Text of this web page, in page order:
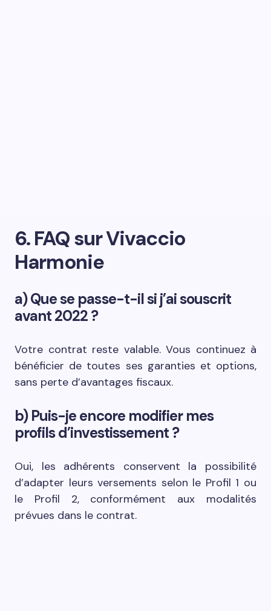
6. FAQ sur Vivaccio
Harmonie
a) Que se passe-t-il si j’ai souscrit
avant 2022 ?
Votre contrat reste valable. Vous continuez à
bénéficier de toutes ses garanties et options,
sans perte d’avantages fiscaux.
b) Puis-je encore modifier mes
profils d’investissement ?
Oui, les adhérents conservent la possibilité
d’adapter leurs versements selon le Profil 1 ou
le Profil 2, conformément aux modalités
prévues dans le contrat.